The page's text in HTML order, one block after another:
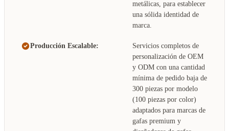
metálicas, para establecer
una sólida identidad de
marca.
Producción Escalable:
Servicios completos de
personalización de OEM
y ODM con una cantidad
mínima de pedido baja de
300 piezas por modelo
(100 piezas por color)
adaptados para marcas de
gafas premium y